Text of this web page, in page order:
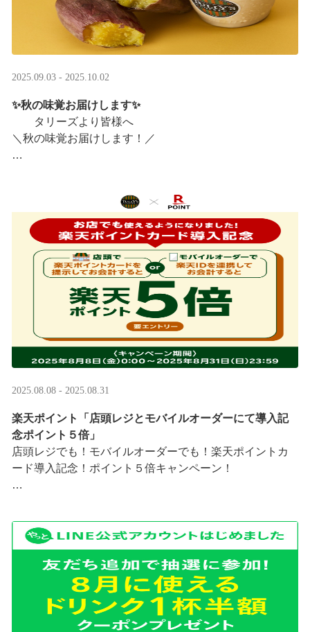
2025.09.03 - 2025.10.02
✨秋の味覚お届けします✨
タリーズより皆様へ
＼秋の味覚お届けします！／
実りの秋らしいほっこりフードも続々登場です♪
涼しい店内で一足早い秋の訪 ···
2025.08.08 - 2025.08.31
楽天ポイント「店頭レジとモバイルオーダーにて導入記
念ポイント５倍」
店頭レジでも！モバイルオーダーでも！楽天ポイントカ
ード導入記念！ポイント５倍キャンペーン！
8/8（金）0:00～8/31 ···